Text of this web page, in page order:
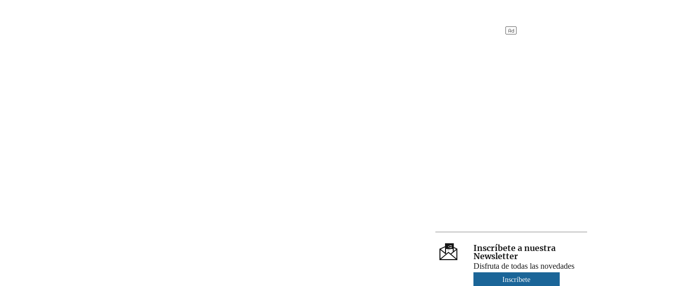
Inscríbete a nuestra
Newsletter
Disfruta de todas las novedades
Inscríbete